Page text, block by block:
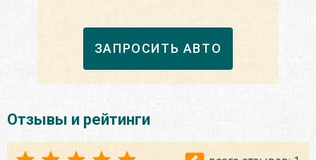
ЗАПРОСИТЬ АВТО
Отзывы и рейтинги